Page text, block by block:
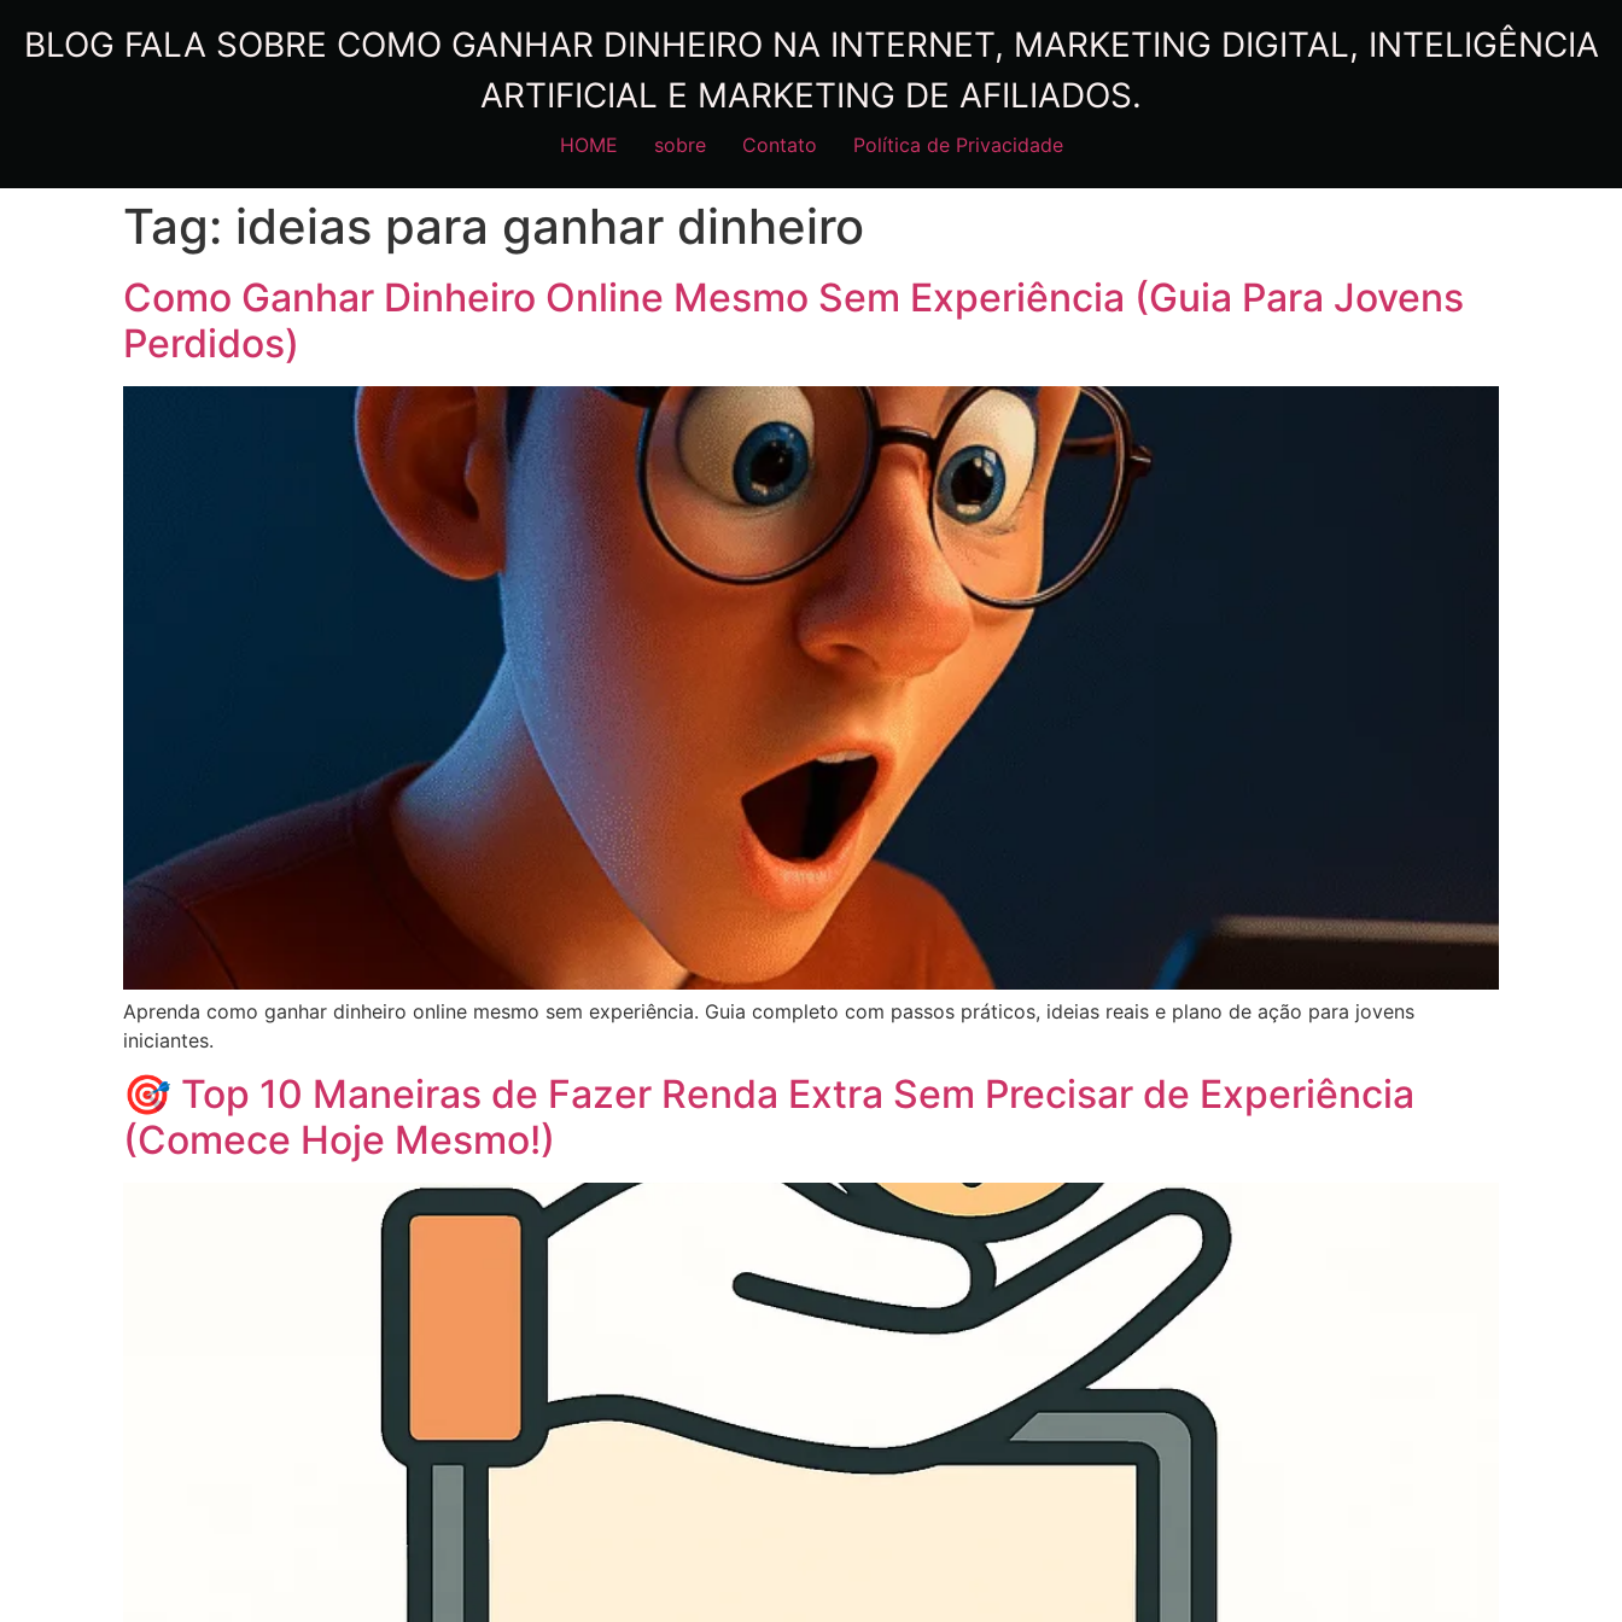
BLOG FALA SOBRE COMO GANHAR DINHEIRO NA INTERNET, MARKETING DIGITAL, INTELIGÊNCIA
ARTIFICIAL E MARKETING DE AFILIADOS.
HOME sobre Contato Política de Privacidade
Tag: ideias para ganhar dinheiro
Como Ganhar Dinheiro Online Mesmo Sem Experiência (Guia Para Jovens
Perdidos)
Aprenda como ganhar dinheiro online mesmo sem experiência. Guia completo com passos práticos, ideias reais e plano de ação para jovens
iniciantes.
🎯 Top 10 Maneiras de Fazer Renda Extra Sem Precisar de Experiência
(Comece Hoje Mesmo!)